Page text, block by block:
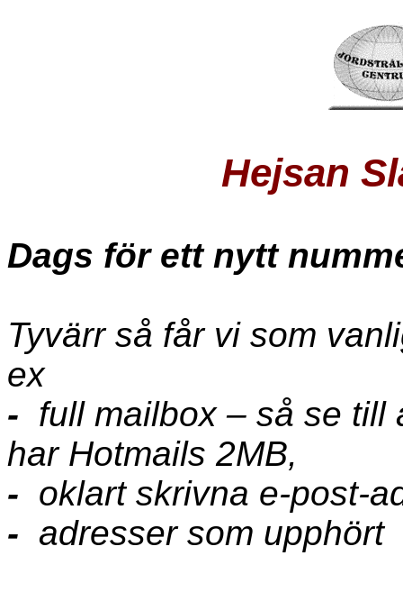
Hejsan
Dags för ett nytt
Tyvärr så får vi som
ex
- full mailbox – så se till
har Hotmails 2MB,
- oklart skrivna e-post-
- adresser som upphört